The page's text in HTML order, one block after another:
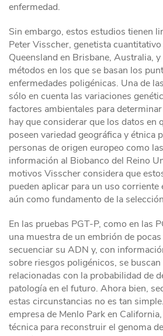
enfermedad.
Sin embargo, estos estudios tienen
Peter Visscher, genetista
Queensland en Brisbane, Australia,
métodos en los que se basan los
enfermedades poligénicas. Una de
sólo en cuenta las variaciones
factores ambientales para
hay que considerar que los datos en
poseen variedad geográfica y étnica
personas de origen europeo como
información al Biobanco del Reino
motivos Visscher considera que
pueden aplicar para un uso corriente
aún como fundamento de la
En las pruebas PGT-P, como en las
una muestra de un embrión de
secuenciar su ADN y, con
sobre riesgos poligénicos, se
relacionadas con la probabilidad de
patología en el futuro. Ahora bien,
estas circunstancias no es tan
empresa de Menlo Park en
técnica para reconstruir el genoma